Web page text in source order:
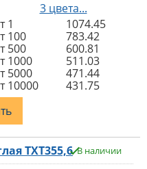
3 цвета...
1
1074.45
100
783.42
500
600.81
1000
511.03
5000
471.44
10000
431.75
TXT355,6 В наличии